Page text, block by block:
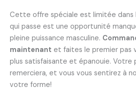
Cette offre spéciale est limitée dans
qui passe est une opportunité
pleine puissance masculine.
maintenant et faites le premier pas
plus satisfaisante et épanouie. Votre
remerciera, et vous vous sentirez à
votre forme!